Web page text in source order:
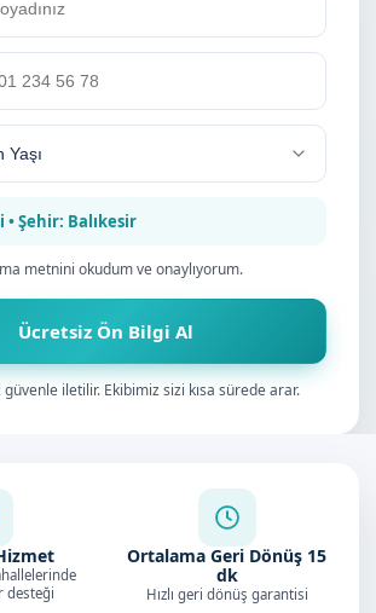
Şehir: Balıkesir
metnini okudum ve onaylıyorum.
Ücretsiz Ön Bilgi Al
güvenle iletilir. Ekibimiz sizi kısa sürede arar.
desteği
Ortalama Geri Dönüş 15
dk
Hızlı geri dönüş garantisi